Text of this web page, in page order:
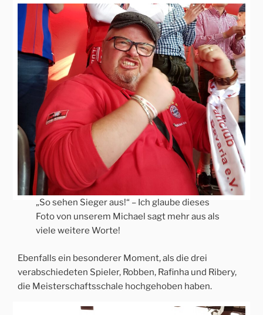
„So sehen Sieger aus!“ – Ich glaube dieses
Foto von unserem Michael sagt mehr aus als
viele weitere Worte!
Ebenfalls ein besonderer Moment, als die drei
verabschiedeten Spieler, Robben, Rafinha und Ribery,
die Meisterschaftsschale hochgehoben haben.